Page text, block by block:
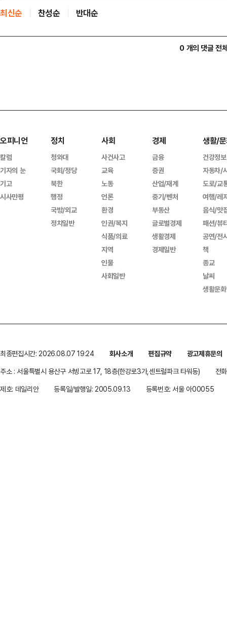
최신순 찬성순 반대순
0 개의 댓글 전
오피니언
칼럼
기자의 눈
기고
시사만평
정치
청와대
국회/정당
북한
행정
국방/외교
정치일반
사회
사건사고
교육
노동
언론
환경
인권/복지
식품/의료
지역
인물
사회일반
경제
금융
증권
산업/재계
중기/벤처
부동산
글로벌경제
생활경제
경제일반
생활/
건강정보
자동차/
도로/교
여행/레
음식/맛
패션/뷰
공연/전
책
종교
날씨
생활문
최종편집시간: 2026.08.07 19:24 회사소개 편집규약
광고제휴문의
주소 : 서울특별시 용산구 서빙고로 17, 18층(한강로3가,센트럴파크 타워동)
전
제호: 데일리안
등록일/발행일: 2005.09.13 등록번호: 서울 아00055